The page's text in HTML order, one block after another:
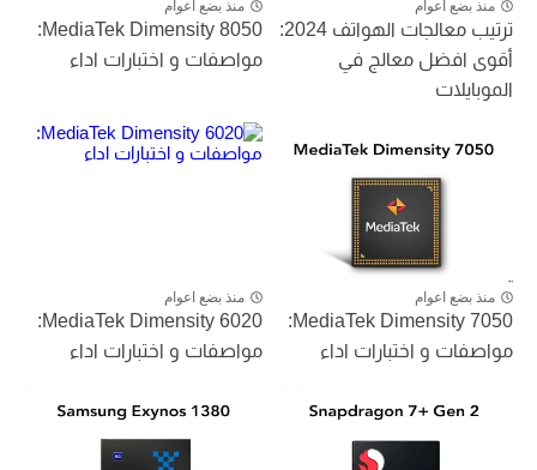
منذ بضع اعوام
ترتيب معالجات الهواتف 2024:
أقوى افضل معالج في
الموبايلات
منذ بضع اعوام
MediaTek Dimensity 8050:
مواصفات و اختبارات اداء
منذ بضع اعوام
MediaTek Dimensity 7050:
مواصفات و اختبارات اداء
منذ بضع اعوام
MediaTek Dimensity 6020:
مواصفات و اختبارات اداء